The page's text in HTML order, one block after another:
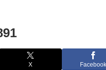
X Facebook